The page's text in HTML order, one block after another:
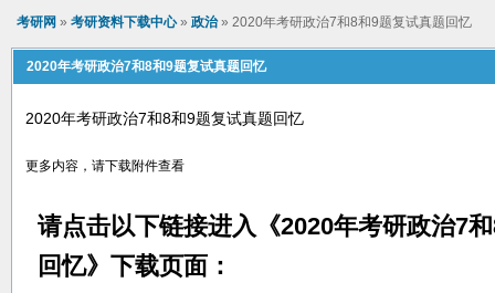
考研网 » 考研资料下载中心» 政治» 2020年考研政治7和8和9题复试真题回忆
2020年考研政治7和8和9题复试真题回忆
2020年考研政治7和8和9题复试真题回忆
更多内容，请下载附件查看
请点击以下链接进入《2020年考研政治7
回忆》下载页面：